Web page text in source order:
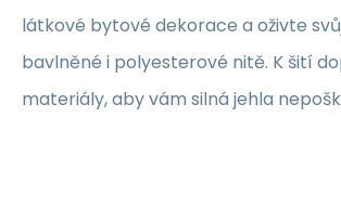
látkové bytové dekorace a oživte
bavlněné i polyesterové nitě. K šití
materiály, aby vám silná jehla